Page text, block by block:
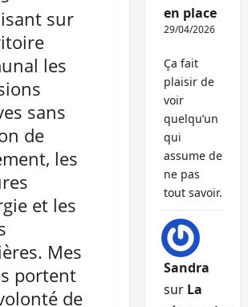
sur
les
sans
de
les
et les
Mes
portent
de
en place
29/04/2026
Ça fait
plaisir de
voir
quelqu’un
qui
assume de
ne pas
tout savoir.
Sandra
sur La